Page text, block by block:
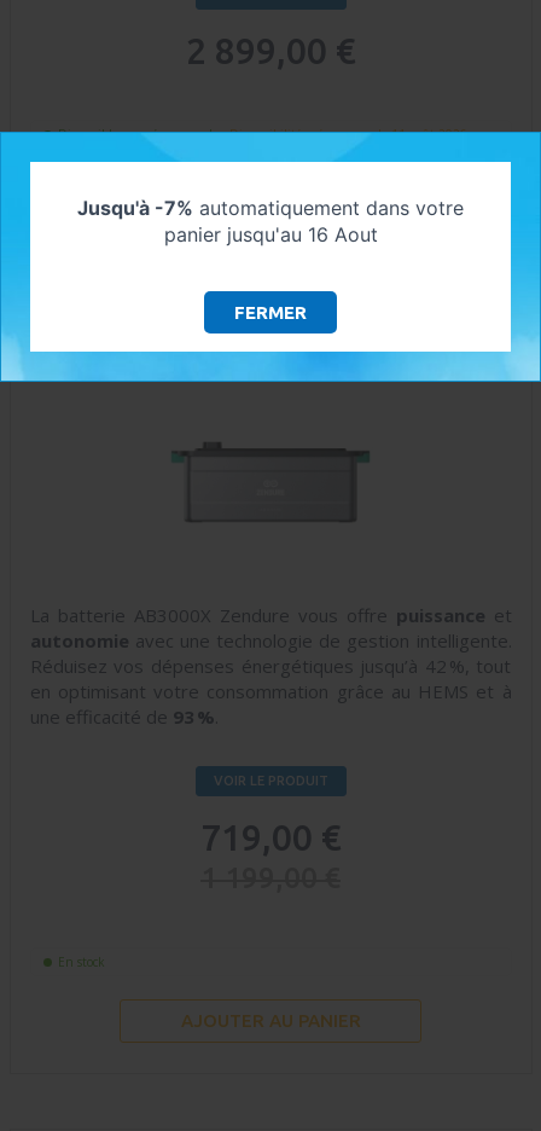
2 899,00 €
Disponible en précommande :Disponibilité prévue pour le 11 août 2026
ZENDURE - BATTERIE AB3000X
La batterie AB3000X Zendure vous offre puissance et
autonomie avec une technologie de gestion intelligente.
Réduisez vos dépenses énergétiques jusqu’à 42 %, tout
en optimisant votre consommation grâce au HEMS et à
une efficacité de 93 %
VOIR LE PRODUIT
719,00 €
En stock
AJOUTER AU PANIER
Jusqu'à -7% automatiquement dans votre
panier jusqu'au 16 Aout
FERMER